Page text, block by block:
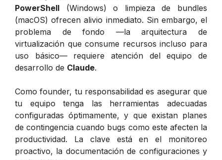
PowerShell (Windows) o limpieza de bundles
(macOS) ofrecen alivio inmediato. Sin embargo, el
problema de fondo —la arquitectura de
virtualización que consume recursos incluso para
uso básico— requiere atención del equipo de
desarrollo de Claude.
Como founder, tu responsabilidad es asegurar que
tu equipo tenga las herramientas adecuadas
configuradas óptimamente, y que existan planes
de contingencia cuando bugs como este afecten la
productividad. La clave está en el monitoreo
proactivo, la documentación de configuraciones y